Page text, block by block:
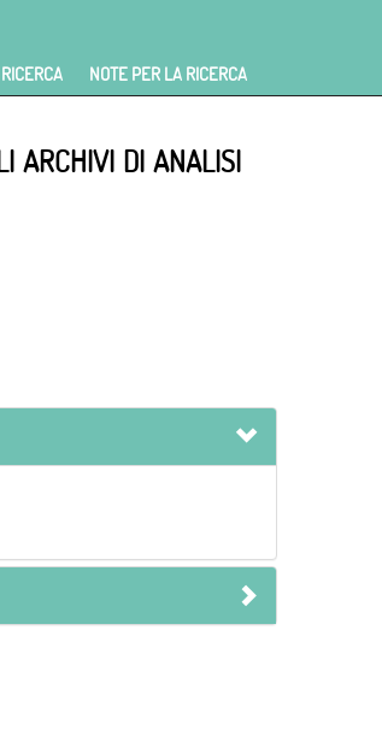
RICERCA NOTE PER LA RICERCA
ARCHIVI DI ANALISI